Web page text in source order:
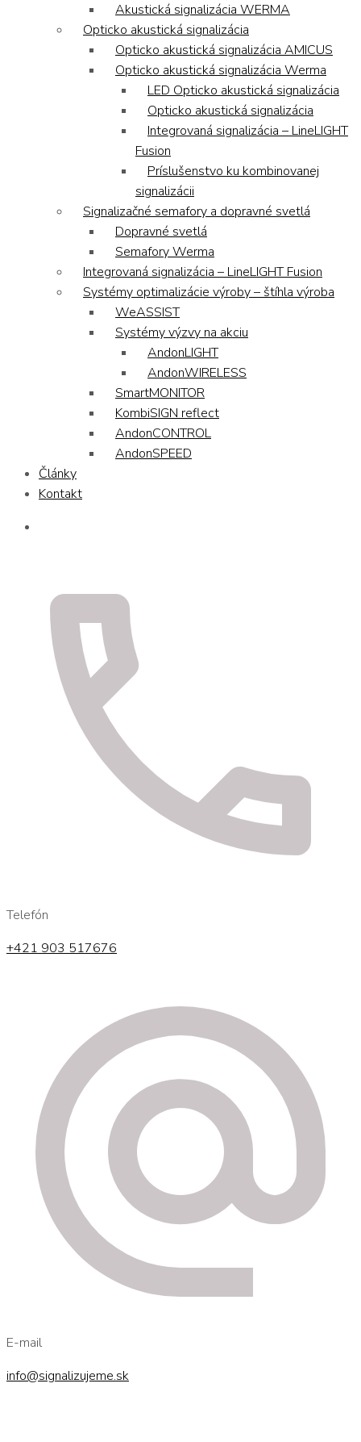
Akustická signalizácia WERMA
Opticko akustická signalizácia
Opticko akustická signalizácia AMICUS
Opticko akustická signalizácia Werma
LED Opticko akustická signalizácia
Opticko akustická signalizácia
Integrovaná signalizácia – LineLIGHT
Fusion
Príslušenstvo ku kombinovanej
signalizácii
Signalizačné semafory a dopravné svetlá
Dopravné svetlá
Semafory Werma
Integrovaná signalizácia – LineLIGHT Fusion
Systémy optimalizácie výroby – štíhla výroba
WeASSIST
Systémy výzvy na akciu
AndonLIGHT
AndonWIRELESS
SmartMONITOR
KombiSIGN reflect
AndonCONTROL
AndonSPEED
Články
Kontakt
Telefón
+421 903 517676
E-mail
info@signalizujeme.sk